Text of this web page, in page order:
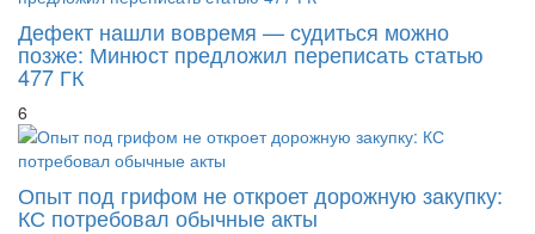
Дефект нашли вовремя — судиться можно
позже: Минюст предложил переписать статью
477 ГК
6
Опыт под грифом не откроет дорожную закупку:
КС потребовал обычные акты